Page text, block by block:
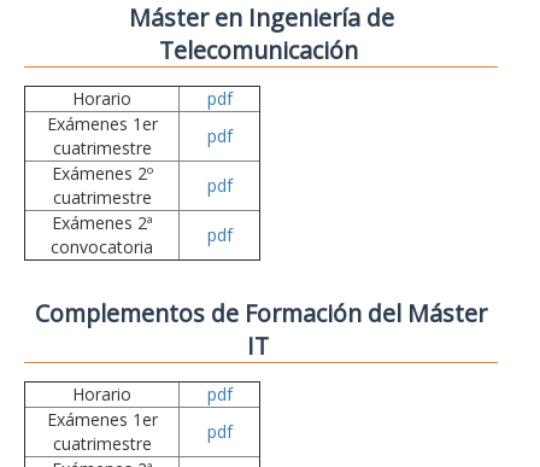
Máster en Ingeniería de
Telecomunicación
Horario
pdf
Exámenes 1er
cuatrimestre
pdf
Exámenes 2º
cuatrimestre
pdf
Exámenes 2ª
convocatoria
pdf
Complementos de Formación del Máster
IT
Horario
pdf
Exámenes 1er
cuatrimestre
pdf